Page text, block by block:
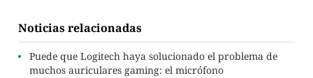
Noticias relacionadas
Puede que Logitech haya solucionado el problema de
muchos auriculares gaming: el micrófono